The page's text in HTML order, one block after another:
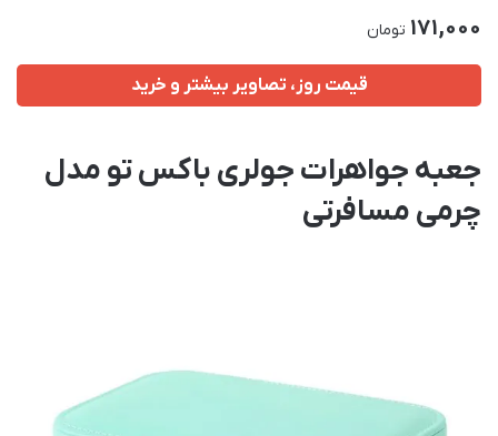
171,000 تومان
قیمت روز، تصاویر بیشتر و خرید
جعبه جواهرات جولری باکس تو مدل
چرمی مسافرتی